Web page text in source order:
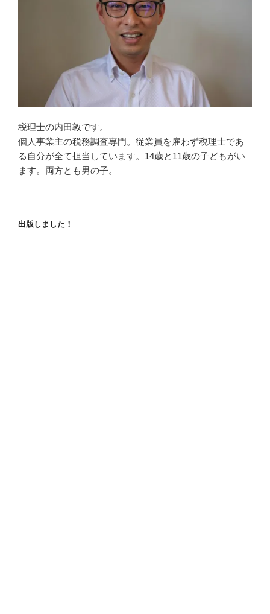
税理士の内田敦です。
個人事業主の税務調査専門。従業員を雇わず税理士であ
る自分が全て担当しています。14歳と11歳の子どもがい
ます。両方とも男の子。
出版しました！